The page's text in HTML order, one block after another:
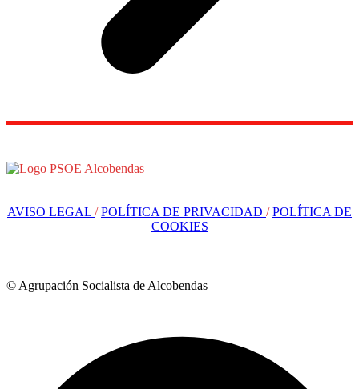
AVISO LEGAL /POLÍTICA DE PRIVACIDAD /POLÍTICA DE
COOKIES
© Agrupación Socialista de Alcobendas